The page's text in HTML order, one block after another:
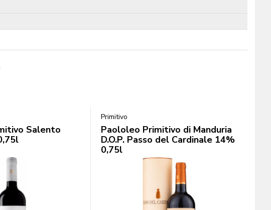
Salento
Primitivo
Paololeo Primitivo di Manduria
D.O.P. Passo del Cardinale 14%
0,75l